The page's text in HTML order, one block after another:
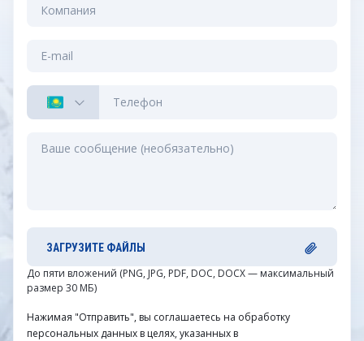
ЗАГРУЗИТЕ ФАЙЛЫ
До пяти вложений (PNG, JPG, PDF, DOC, DOCX — максимальный
размер 30 МБ)
Нажимая "Отправить", вы соглашаетесь на обработку
персональных данных в целях, указанных в